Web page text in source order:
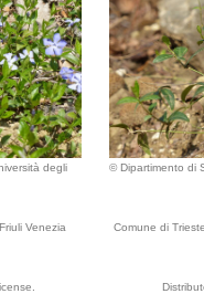
degli
Venezia
© Dipartimento di
Comune di